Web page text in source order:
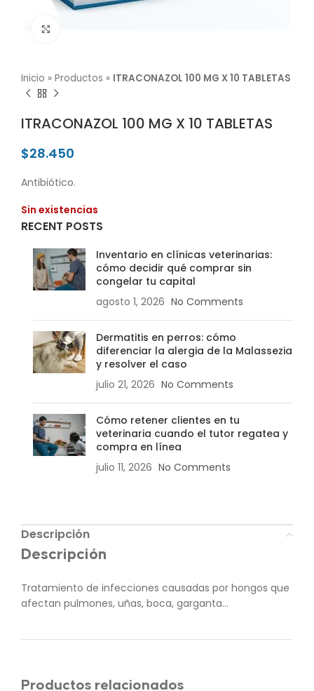
Inicio » Productos » ITRACONAZOL 100 MG X 10 TABLETAS
ITRACONAZOL 100 MG X 10 TABLETAS
$28.450
Antibiótico.
Sin existencias
RECENT POSTS
Inventario en clínicas veterinarias:
cómo decidir qué comprar sin
congelar tu capital
agosto 1, 2026 No Comments
Dermatitis en perros: cómo
diferenciar la alergia de la Malassezia
y resolver el caso
julio 21, 2026 No Comments
Cómo retener clientes en tu
veterinaria cuando el tutor regatea y
compra en línea
julio 11, 2026 No Comments
Descripción
Descripción
Tratamiento de infecciones causadas por hongos que
afectan pulmones, uñas, boca, garganta…
Productos relacionados